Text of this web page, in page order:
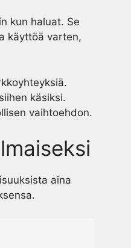
kun haluat. Se
käyttöä varten,
käsiksi.
vaihtoehdon.
aina